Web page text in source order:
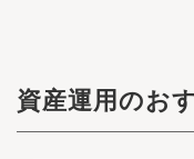
益は増えますが、生活
無理して積み立てるのは
万円までという制限に
税で投資できる枠は戻り
説しました。では、そ
楽天証券を使いながら、
ドバイザーに相談する
の役割を果たすことがあ
「終身保険」や「養老保
また、「学資保険」や
度です。一括投資ではな
週といった形で積立投資
ります。金融庁が規定
資産運用のお